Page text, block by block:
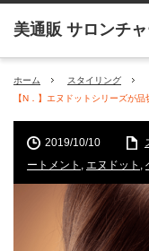
ホーム
スタイリング
【N．】エヌドットシリーズが
2019/10/10
ートメント , エヌドット ,